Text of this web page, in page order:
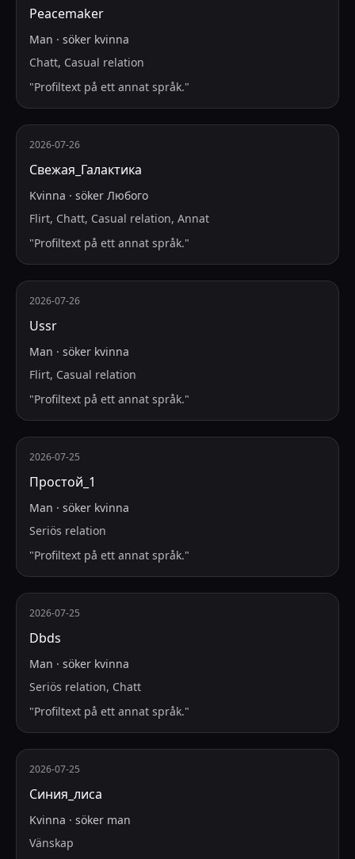
Peacemaker
Man · söker kvinna
Chatt, Casual relation
"Profiltext på ett annat språk."
2026-07-26
Свежая_Галактика
Kvinna · söker Любого
Flirt, Chatt, Casual relation, Annat
"Profiltext på ett annat språk."
2026-07-26
Ussr
Man · söker kvinna
Flirt, Casual relation
"Profiltext på ett annat språk."
2026-07-25
Простой_1
Man · söker kvinna
Seriös relation
"Profiltext på ett annat språk."
2026-07-25
Dbds
Man · söker kvinna
Seriös relation, Chatt
"Profiltext på ett annat språk."
2026-07-25
Синия_лиса
Kvinna · söker man
Vänskap